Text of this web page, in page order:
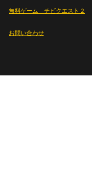
無料ゲーム チビクエスト２
お問い合わせ